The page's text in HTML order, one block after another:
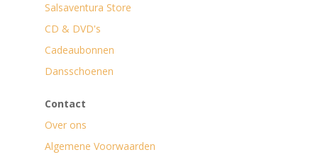
Salsaventura Store
CD & DVD's
Cadeaubonnen
Dansschoenen
Contact
Over ons
Algemene Voorwaarden